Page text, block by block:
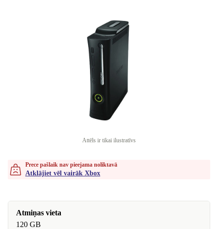
Attēls ir tikai ilustratīvs
Prece pašlaik nav pieejama noliktavā
Atklājiet vēl vairāk Xbox
Atmiņas vieta
120 GB